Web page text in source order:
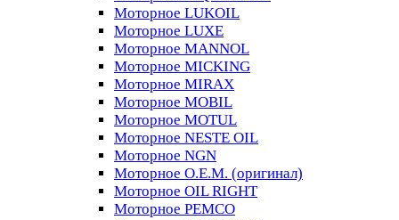
Моторное LUKOIL
Моторное LUXE
Моторное MANNOL
Моторное MICKING
Моторное MIRAX
Моторное MOBIL
Моторное MOTUL
Моторное NESTE OIL
Моторное NGN
Моторное O.E.M. (оригинал)
Моторное OIL RIGHT
Моторное PEMCO